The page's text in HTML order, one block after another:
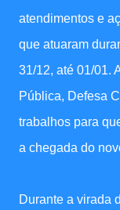
atendimentos e
que atuaram
31/12, até 01/01.
Pública, Defesa
trabalhos para
a chegada do
Durante a virada